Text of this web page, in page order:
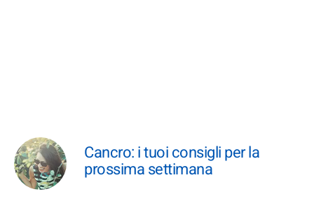
Cancro: i tuoi consigli per la
prossima settimana